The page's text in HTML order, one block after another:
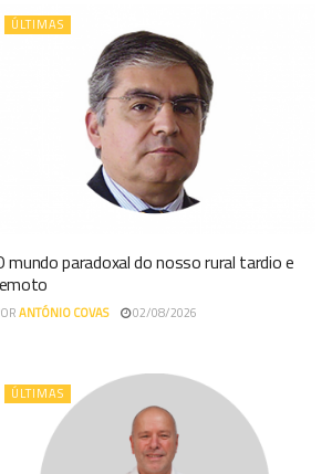
ÚLTIMAS
mundo paradoxal do nosso rural tardio e
ANTÓNIO COVAS 02/08/2026
ÚLTIMAS